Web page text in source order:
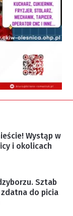
Wystąp w
i okolicach
Sztab
do picia